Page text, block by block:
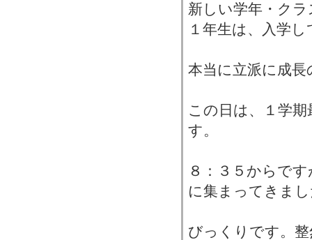
新しい学年・ク
１年生は、入学
本当に立派に成
この日は、１学
す。
８：３５からで
に集まってきま
びっくりです。